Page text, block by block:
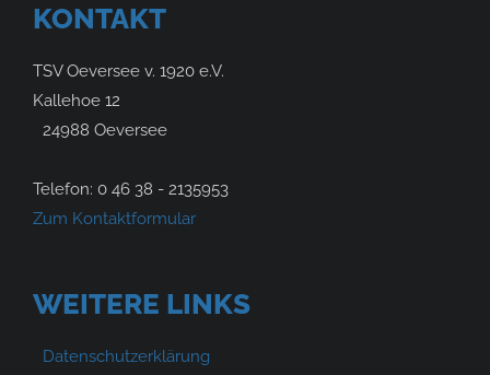
KONTAKT
TSV Oeversee v. 1920 e.V.
Kallehoe 12
24988 Oeversee
Telefon: 0 46 38 - 2135953
Zum Kontaktformular
WEITERE LINKS
Datenschutzerklärung